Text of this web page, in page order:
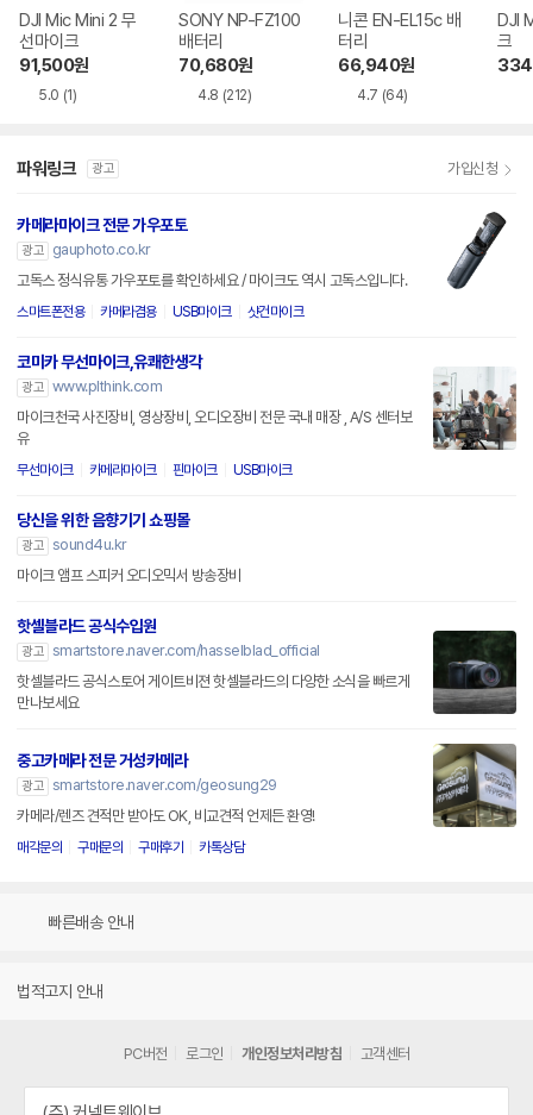
DJI Mic Mini 2 무
선마이크
91,500원
5.0 (1)
SONY NP-FZ100
배터리
70,680원
4.8 (212)
니콘 EN-EL15c 배
터리
66,940원
4.7 (64)
DJI
크
파워링크 광고 가입신청
카메라마이크 전문 가우포토
광고
gauphoto.co.kr
고독스 정식유통 가우포토를 확인하세요 / 마이크도 역시 고독스입니다.
스마트폰전용 카메라겸용 USB마이크 샷건마이크
코미카 무선마이크,유쾌한생각
광고 www.plthink.com
마이크천국 사진장비, 영상장비, 오디오장비 전문 국내 매장 , A/S 센터보
유
무선마이크 카메라마이크 핀마이크 USB마이크
당신을 위한 음향기기 쇼핑몰
광고 sound4u.kr
마이크 앰프 스피커 오디오믹서 방송장비
핫셀블라드 공식수입원
광고 smartstore.naver.com/hasselblad_official
핫셀블라드 공식스토어 게이트비젼 핫셀블라드의 다양한 소식을 빠르게
만나보세요
중고카메라 전문 거성카메라
광고 smartstore.naver.com/geosung29
카메라/렌즈 견적만 받아도 OK, 비교견적 언제든 환영!
매각문의 구매문의 구매후기 카톡상담
빠른배송 안내
법적고지 안내
PC버전 로그인 개인정보처리방침 고객센터